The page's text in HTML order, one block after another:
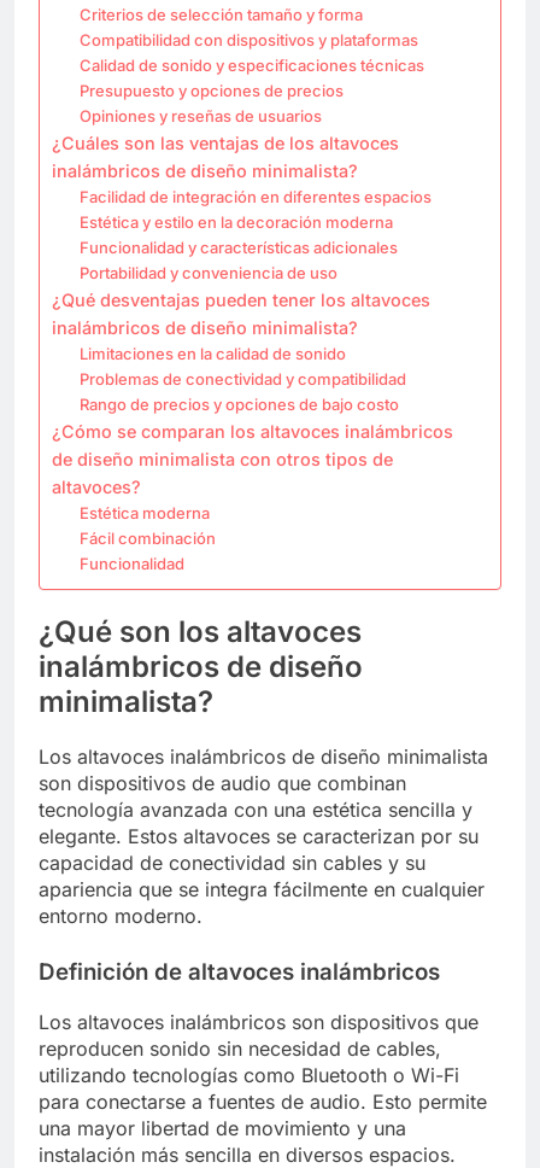
Criterios de selección tamaño y forma
Compatibilidad con dispositivos y plataformas
Calidad de sonido y especificaciones técnicas
Presupuesto y opciones de precios
Opiniones y reseñas de usuarios
¿Cuáles son las ventajas de los altavoces
inalámbricos de diseño minimalista?
Facilidad de integración en diferentes espacios
Estética y estilo en la decoración moderna
Funcionalidad y características adicionales
Portabilidad y conveniencia de uso
¿Qué desventajas pueden tener los altavoces
inalámbricos de diseño minimalista?
Limitaciones en la calidad de sonido
Problemas de conectividad y compatibilidad
Rango de precios y opciones de bajo costo
¿Cómo se comparan los altavoces inalámbricos
de diseño minimalista con otros tipos de
altavoces?
Estética moderna
Fácil combinación
Funcionalidad
¿Qué son los altavoces
inalámbricos de diseño
minimalista?
Los altavoces inalámbricos de diseño minimalista
son dispositivos de audio que combinan
tecnología avanzada con una estética sencilla y
elegante. Estos altavoces se caracterizan por su
capacidad de conectividad sin cables y su
apariencia que se integra fácilmente en cualquier
entorno moderno.
Definición de altavoces inalámbricos
Los altavoces inalámbricos son dispositivos que
reproducen sonido sin necesidad de cables,
utilizando tecnologías como Bluetooth o Wi-Fi
para conectarse a fuentes de audio. Esto permite
una mayor libertad de movimiento y una
instalación más sencilla en diversos espacios.